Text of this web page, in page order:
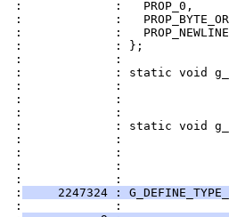
:             :   PROP_0,
:             :
:             :
:             : };
:             :
:             : static void
:             :
:             :
:             :
:             : static void
:             :
:             :
:             :
:             :
:
2247324 :
:             :